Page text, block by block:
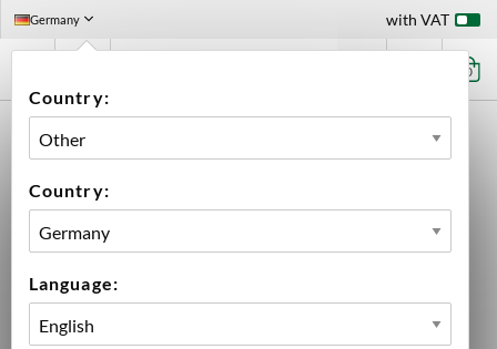
Germany
Country:
Country:
Language:
with VAT
0
O-RING SET CORNELIUS KEG 23/18B/9B/5